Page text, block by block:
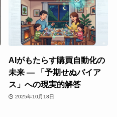
AIがもたらす購買自動化の
未来 ― 「予期せぬバイア
ス」への現実的解答
2025年10月18日